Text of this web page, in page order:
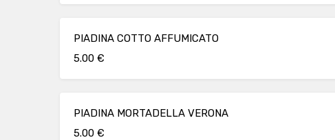
PIADINA COTTO AFFUMICATO
5.00 €
PIADINA MORTADELLA VERONA
5.00 €